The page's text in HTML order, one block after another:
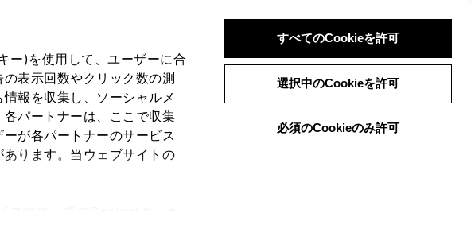
ー)を使用して、ユーザーに合
表示回数やクリック数の測
報を収集し、ソーシャルメ
パートナーは、ここで収集
が各パートナーのサービス
ります。当ウェブサイトの
すべてのCookieを許可
選択中のCookieを許可
必須のCookieのみ許可
ログイン 検索 メニュー
メニュー